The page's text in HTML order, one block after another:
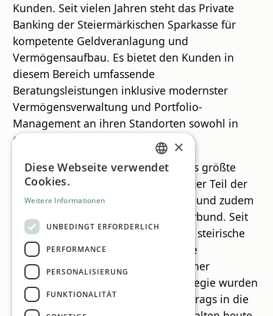
Kunden. Seit vielen Jahren steht das Private
Banking der Steiermärkischen Sparkasse für
kompetente Geldveranlagung und
Vermögensaufbau. Es bietet den Kunden in
diesem Bereich umfassende
Beratungsleistungen inklusive modernster
Vermögensverwaltung und Portfolio-
Management an ihren Standorten sowohl in
Graz und Wien-Innere Stadt an.
Die Steiermärkische Sparkasse ist als größte
Bundesländer-Sparkasse ein wichtiger Teil der
österreichischen Sparkassengruppe und zudem
Mitglied im Sparkassen Haftungsverbund. Seit
mehr als 200 Jahren übernimmt das steirische
Finanzinstitut Verantwortung für die
Gesellschaft und die Umwelt. Mit einer
umfangreichen Nachhaltigkeitsstrategie wurden
diese Prinzipien des Gründungsauftrags in die
GERMAN
×
Diese Webseite verwendet
Cookies.
Weitere Informationen
UNBEDINGT ERFORDERLICH
PERFORMANCE
PERSONALISIERUNG
FUNKTIONALITÄT